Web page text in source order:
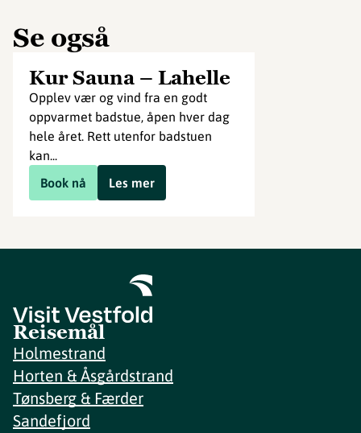
Se også
Kur Sauna – Lahelle
Opplev vær og vind fra en godt
oppvarmet badstue, åpen hver dag
hele året. Rett utenfor badstuen
kan...
Book nå
Les mer
Reisemål
Holmestrand
Horten & Åsgårdstrand
Tønsberg & Færder
Sandefjord